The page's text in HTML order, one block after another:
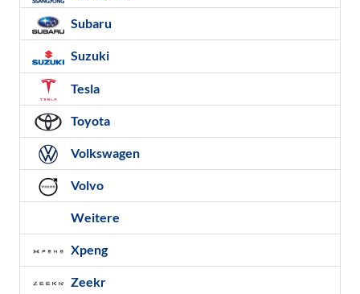
Subaru
Suzuki
Tesla
Toyota
Volkswagen
Volvo
Weitere
Xpeng
Zeekr